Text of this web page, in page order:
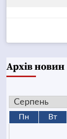
Архів новин
Пн Вт